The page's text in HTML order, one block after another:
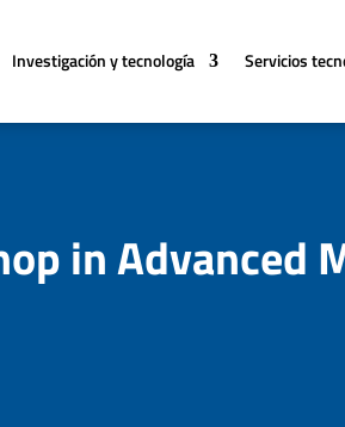
Investigación y tecnología Servicios
in Advanced